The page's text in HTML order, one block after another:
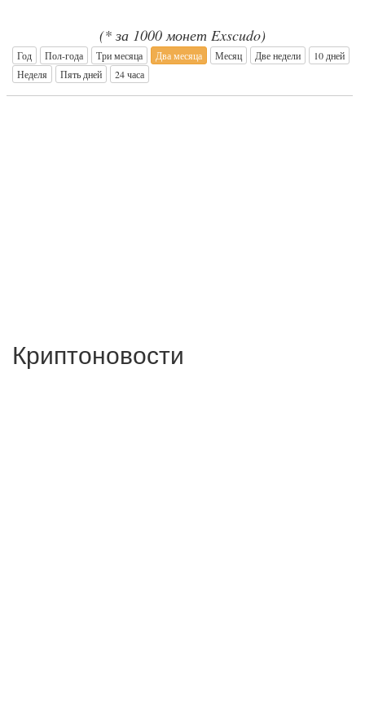
(* за 1000 монет Exscudo)
Год Пол-года Три месяца Два месяца Месяц Две недели
10 дней
Неделя
Пять дней 24 часа
Криптоновости